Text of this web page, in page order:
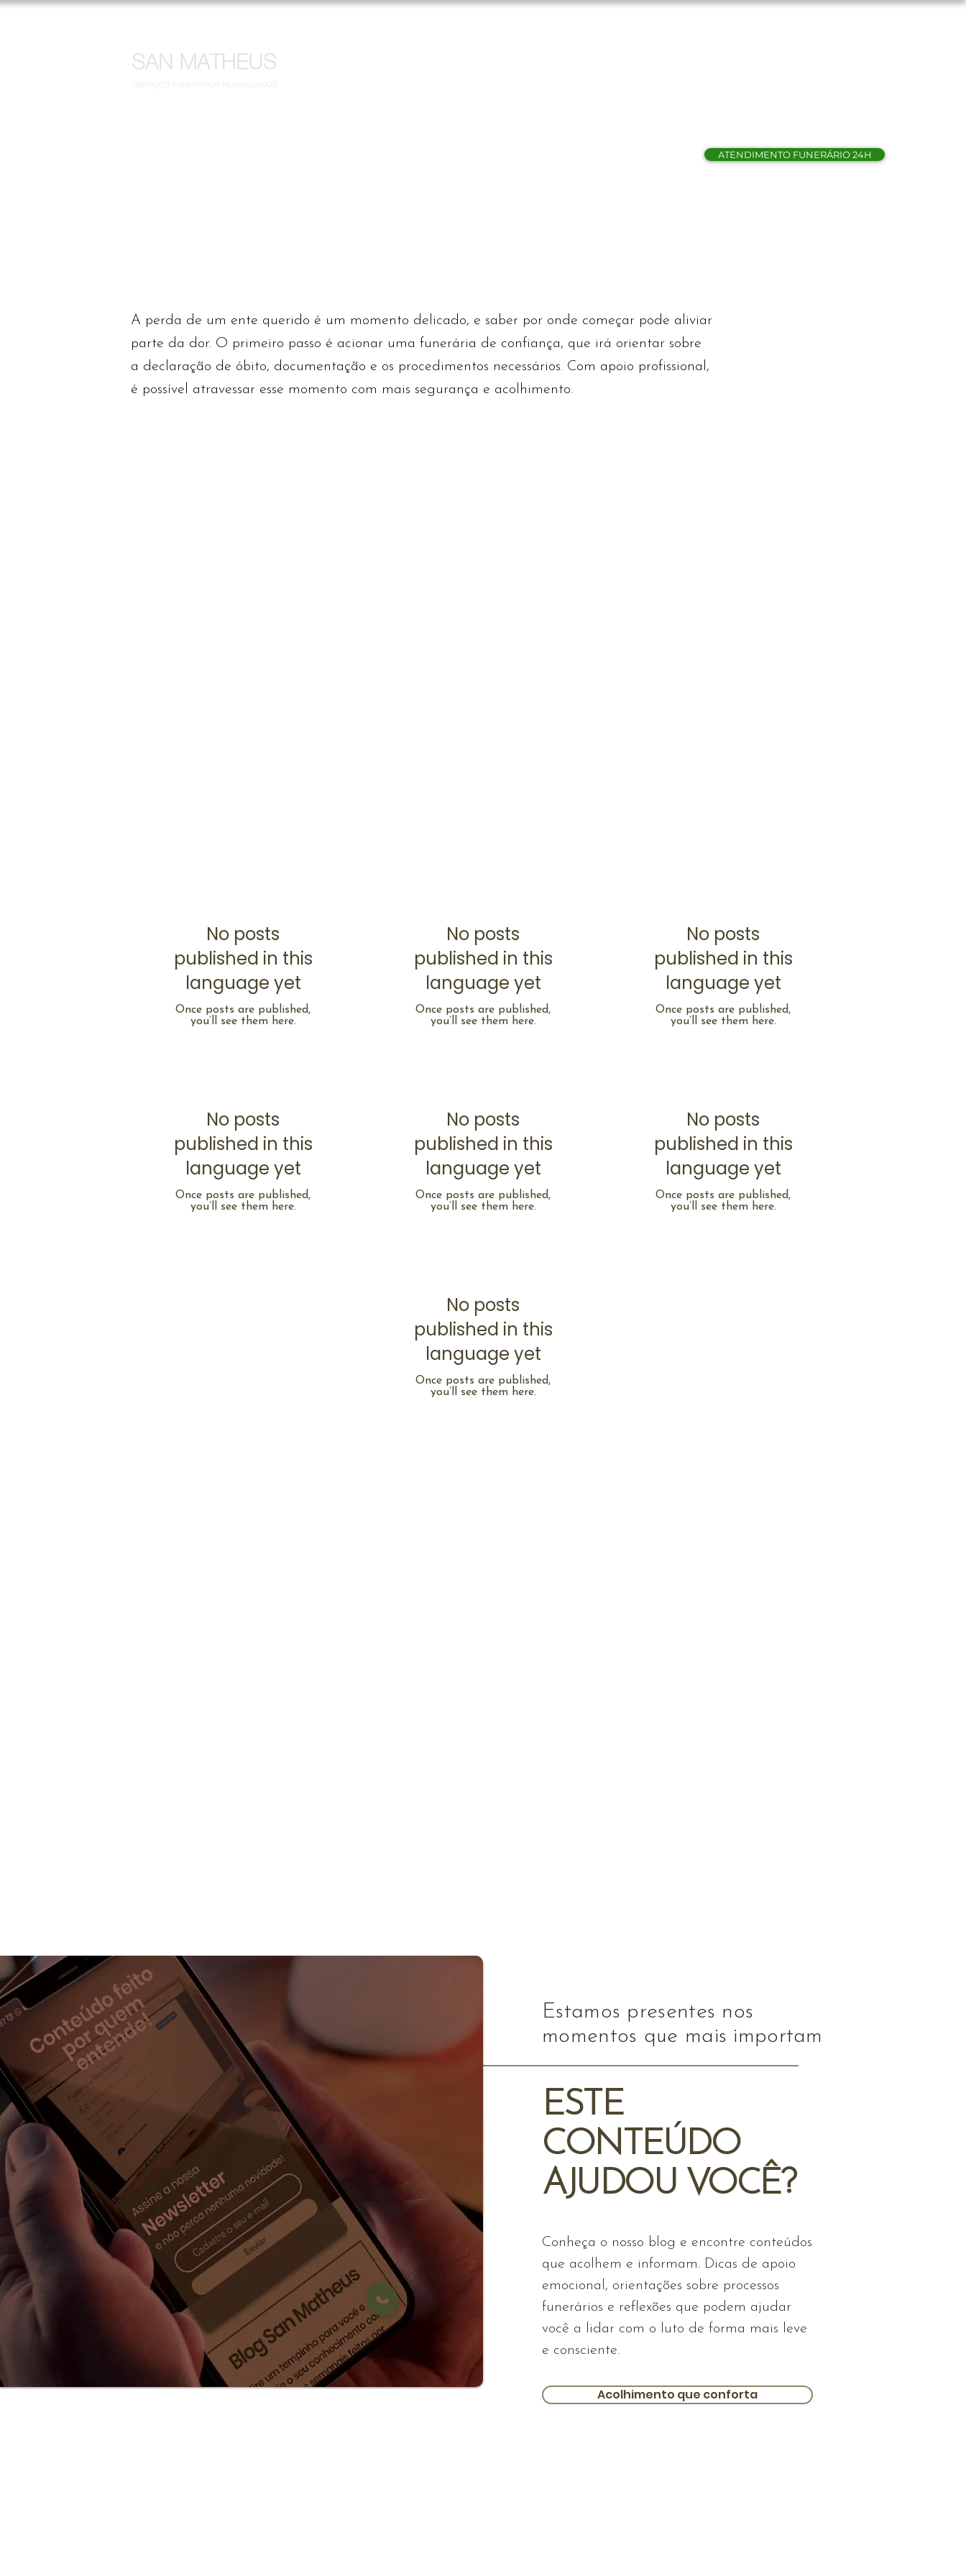
ATENDIMENTO FUNERÁRIO 24H
A perda de um ente querido é um momento delicado, e saber por onde começar pode aliviar
parte da dor. O primeiro passo é acionar uma funerária de confiança, que irá orientar sobre
a declaração de óbito, documentação e os procedimentos necessários. Com apoio profissional,
é possível atravessar esse momento com mais segurança e acolhimento.
No posts
published in this
language yet
Once posts are published,
you’ll see them here.
No posts
published in this
language yet
Once posts are published,
you’ll see them here.
No posts
published in this
language yet
Once posts are published,
you’ll see them here.
No posts
published in this
language yet
Once posts are published,
you’ll see them here.
No posts
published in this
language yet
Once posts are published,
you’ll see them here.
No posts
published in this
language yet
Once posts are published,
you’ll see them here.
No posts
published in this
language yet
Once posts are published,
you’ll see them here.
Estamos presentes nos
momentos que mais importam
ESTE
CONTEÚDO
AJUDOU VOCÊ?
Conheça o nosso blog e encontre conteúdos
que acolhem e informam. Dicas de apoio
emocional, orientações sobre processos
funerários e reflexões que podem ajudar
você a lidar com o luto de forma mais leve
e consciente.
Acolhimento que conforta